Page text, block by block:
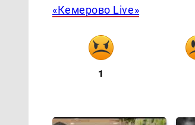
«Кемерово Live»
1